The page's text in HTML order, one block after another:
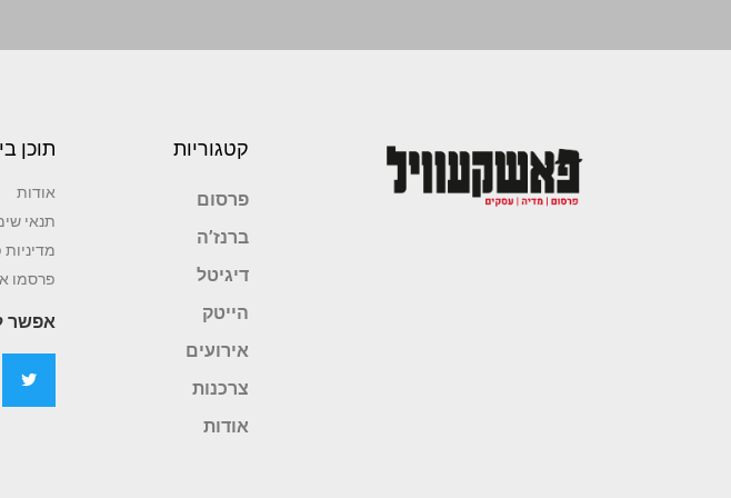
קטגוריות
פרסום
ברנז’ה
דיגיטל
הייטק
אירועים
צרכנות
אודות
תוכן
אודות
תנאי
פרסמו
אפשר